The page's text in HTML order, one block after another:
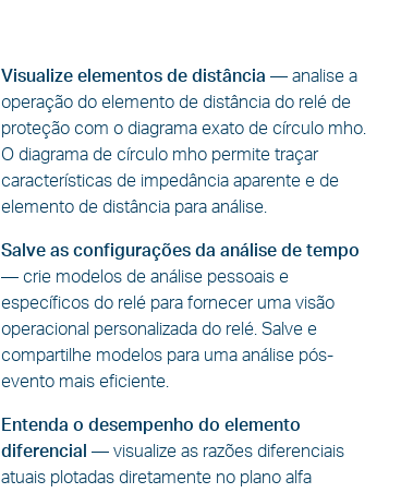
Visualize elementos de distância — analise a
operação do elemento de distância do relé de
proteção com o diagrama exato de círculo mho.
O diagrama de círculo mho permite traçar
características de impedância aparente e de
elemento de distância para análise.
Salve as configurações da análise de tempo
— crie modelos de análise pessoais e
específicos do relé para fornecer uma visão
operacional personalizada do relé. Salve e
compartilhe modelos para uma análise pós-
evento mais eficiente.
Entenda o desempenho do elemento
diferencial — visualize as razões diferenciais
atuais plotadas diretamente no plano alfa